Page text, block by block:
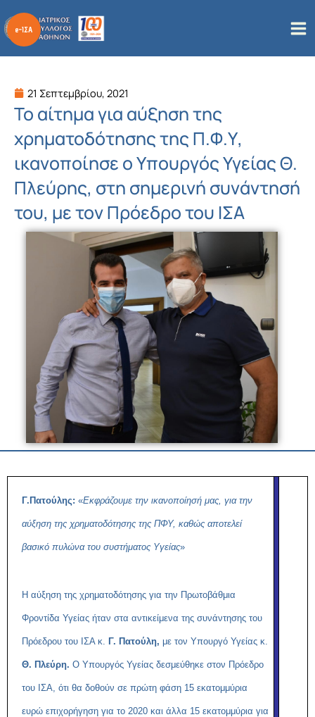
στο
περιεχόμενο
21 Σεπτεμβρίου, 2021
Το αίτημα για αύξηση της
χρηματοδότησης της Π.Φ.Υ,
ικανοποίησε ο Υπουργός Υγείας Θ.
Πλεύρης, στη σημερινή συνάντησή
του, με τον Πρόεδρο του ΙΣΑ
Γ.Πατούλης: «Εκφράζουμε την ικανοποίησή μας, για την
αύξηση της χρηματοδότησης της ΠΦΥ, καθώς αποτελεί
βασικό πυλώνα του συστήματος Υγείας»
Η αύξηση της χρηματοδότησης για την Πρωτοβάθμια
Φροντίδα Υγείας ήταν στα αντικείμενα της συνάντησης του
Πρόεδρου του ΙΣΑ κ. Γ. Πατούλη, με τον Υπουργό Υγείας κ.
Θ. Πλεύρη. Ο Υπουργός Υγείας δεσμεύθηκε στον Πρόεδρο
του ΙΣΑ, ότι θα δοθούν σε πρώτη φάση 15 εκατομμύρια
ευρώ επιχορήγηση για το 2020 και άλλα 15 εκατομμύρια για